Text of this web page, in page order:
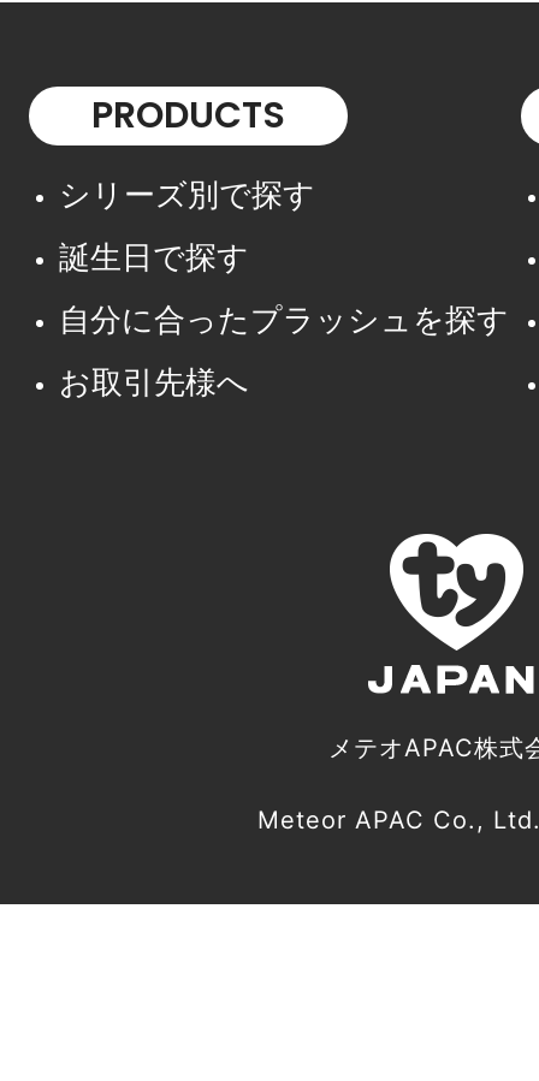
PRODUCTS
シリーズ別で探す
誕生日で探す
自分に合ったプラッシュを探す
お取引先様へ
メテオAPAC株式
Meteor APAC Co.,